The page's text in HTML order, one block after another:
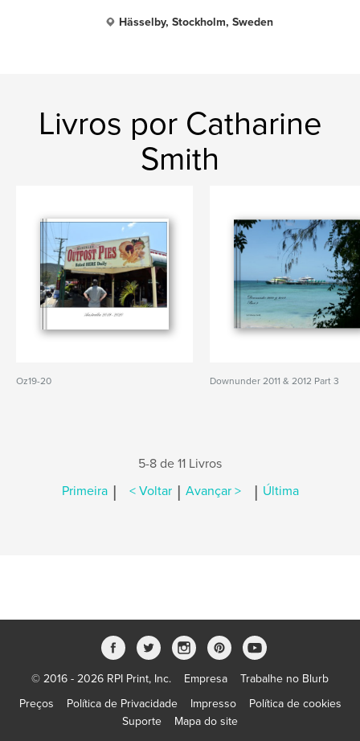
Hässelby, Stockholm, Sweden
Livros por Catharine
Smith
Oz19-20 Downunder 2011 & 2012 Part 3
5-8 de 11 Livros
Primeira | < Voltar | Avançar > | Última
© 2016 - 2026 RPI Print, Inc. Empresa
Trabalhe no Blurb
Preços
Política de Privacidade Impresso
Política de cookies
Suporte
Mapa do site